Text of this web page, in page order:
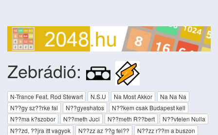
Zebrádió:
N-Trance Feat. Rod Stewart N.S.U Na Most Akkor
Na Na Na
N??gy sz??rke fal
N??gyeshatos
N??kem csak Budapest kell
N??ma k?szobor
N??meth Juci N??meth R??bert
N??vtelen Nulla
N??zd, ??jra itt vagyok
N??zz az ??g fel??
N??zz r??m a buszon